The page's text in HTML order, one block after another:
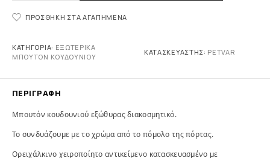
ΠΡΟΣΘΉΚΗ ΣΤΑ ΑΓΑΠΗΜΈΝΑ
ΚΑΤΗΓΟΡΊΑ: ΕΞΩΤΕΡΙΚΆ
ΜΠΟΥΤΌΝ ΚΟΥΔΟΥΝΙΟΎ
ΚΑΤΑΣΚΕΥΑΣΤΉΣ: PETVAR
ΠΕΡΙΓΡΑΦΉ
Μπουτόν κουδουνιού εξώθυρας διακοσμητικό.
Το συνδυάζουμε με το χρώμα από το πόμολο της πόρτας.
Ορειχάλκινο χειροποίητο αντικείμενο κατασκευασμένο με